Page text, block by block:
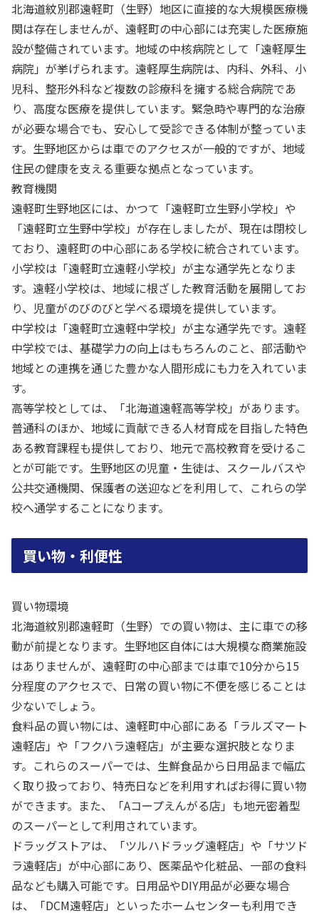
北海道紋別郡遠軽町（生野）地区に直接的な大規模医療機
関は存在しませんが、遠軽町の中心部には充実した医療施
設が整備されています。地域の中核病院として「遠軽厚生
病院」が挙げられます。遠軽厚生病院は、内科、外科、小
児科、整形外科など複数の診療科を擁する総合病院であ
り、高度な医療を提供しています。緊急時や専門的な治療
が必要な場合でも、安心して受診できる体制が整っていま
す。生野地区からは車でのアクセスが一般的ですが、地域
住民の健康を支える重要な拠点となっています。
教育機関
遠軽町生野地区には、かつて「遠軽町立生野小学校」や
「遠軽町立生野中学校」が存在しましたが、現在は閉校し
ており、遠軽町の中心部にある学校に統合されています。
小学校は「遠軽町立遠軽小学校」が主な通学先となりま
す。遠軽小学校は、地域に根ざした教育活動を展開してお
り、児童がのびのびと学べる環境を提供しています。
中学校は「遠軽町立遠軽中学校」が主な通学先です。遠軽
中学校では、基礎学力の向上はもちろんのこと、部活動や
地域との連携を通じた豊かな人間形成にも力を入れていま
す。
高等学校としては、「北海道遠軽高等学校」があります。
普通科のほか、地域に貢献できる人材育成を目指した特色
ある教育課程も提供しており、地元で高校教育を受けるこ
とが可能です。生野地区の児童・生徒は、スクールバスや
公共交通機関、保護者の送迎などを利用して、これらの学
校へ通学することになります。
買い物・利便性
買い物環境
北海道紋別郡遠軽町（生野）での買い物は、主に車での移
動が前提となります。生野地区自体には大規模な商業施設
はありませんが、遠軽町の中心部までは車で10分から15
分程度のアクセスで、日常の買い物に不便を感じることは
少ないでしょう。
食料品の買い物には、遠軽町中心部にある「ラルズマート
遠軽店」や「フクハラ遠軽店」が主要な選択肢となりま
す。これらのスーパーでは、生鮮食品から日用品まで幅広
く取り扱っており、特売日などを利用すればお得に買い物
ができます。また、「Aコープえんがる店」も地元密着型
のスーパーとして利用されています。
ドラッグストアは、「ツルハドラッグ遠軽店」や「サツド
ラ遠軽店」が中心部にあり、医薬品や化粧品、一部の食料
品なども購入可能です。日用品やDIY用品が必要な場合
は、「DCM遠軽店」といったホームセンターも利用でき